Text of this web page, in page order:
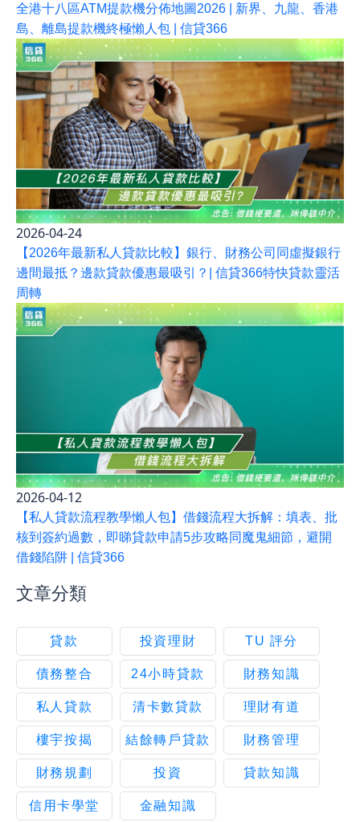
全港十八區ATM提款機分佈地圖2026 | 新界、九龍、香港
島、離島提款機終極懶人包 | 信貸366
2026-04-24
【2026年最新私人貸款比較】銀行、財務公司同虛擬銀行
邊間最抵？邊款貸款優惠最吸引？| 信貸366特快貸款靈活
周轉
2026-04-12
【私人貸款流程教學懶人包】借錢流程大拆解：填表、批
核到簽約過數，即睇貸款申請5步攻略同魔鬼細節，避開
借錢陷阱 | 信貸366
文章分類
貸款 投資理財 TU 評分
債務整合 24小時貸款 財務知識
私人貸款 清卡數貸款 理財有道
樓宇按揭 結餘轉戶貸款 財務管理
財務規劃 投資 貸款知識
信用卡學堂 金融知識